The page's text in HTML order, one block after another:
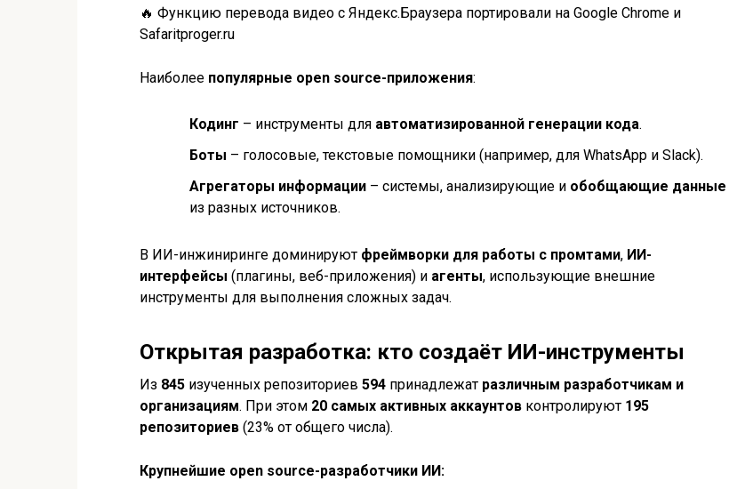
🔥 Функцию перевода видео с Яндекс.Браузера портировали на Google Chrome и
Safaritproger.ru
Наиболее популярные open source-приложения:
Кодинг – инструменты для автоматизированной генерации кода.
Боты – голосовые, текстовые помощники (например, для WhatsApp и Slack).
Агрегаторы информации – системы, анализирующие и обобщающие данные
из разных источников.
В ИИ-инжиниринге доминируют фреймворки для работы с промтами, ИИ-
интерфейсы (плагины, веб-приложения) и агенты, использующие внешние
инструменты для выполнения сложных задач.
Открытая разработка: кто создаёт ИИ-инструменты
Из 845 изученных репозиториев 594 принадлежат различным разработчикам и
организациям. При этом 20 самых активных аккаунтов контролируют 195
репозиториев (23% от общего числа).
Крупнейшие open source-разработчики ИИ: